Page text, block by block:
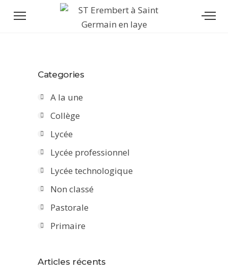
Categories
A la une
Collège
Lycée
Lycée professionnel
Lycée technologique
Non classé
Pastorale
Primaire
Articles récents